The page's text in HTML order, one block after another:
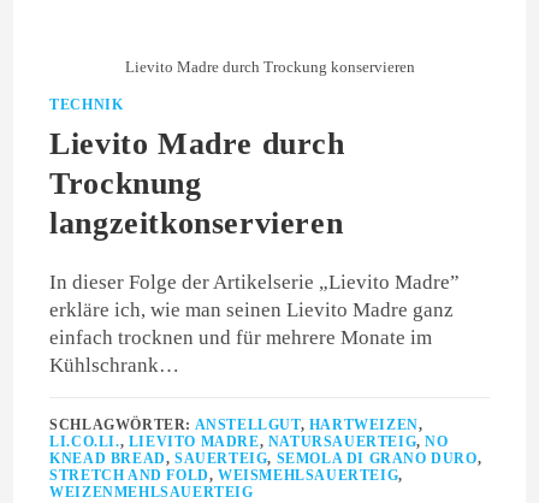
Lievito Madre durch Trockung konservieren
TECHNIK
Lievito Madre durch
Trocknung
langzeitkonservieren
In dieser Folge der Artikelserie „Lievito Madre”
erkläre ich, wie man seinen Lievito Madre ganz
einfach trocknen und für mehrere Monate im
Kühlschrank…
SCHLAGWÖRTER: ANSTELLGUT, HARTWEIZEN,
LI.CO.LI., LIEVITO MADRE, NATURSAUERTEIG,NO
KNEAD BREAD,SAUERTEIG, SEMOLA DI GRANO DURO,
STRETCH AND FOLD,WEISMEHLSAUERTEIG,
WEIZENMEHLSAUERTEIG